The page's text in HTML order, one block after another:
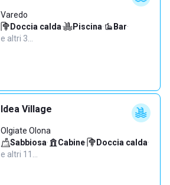
Varedo
Doccia calda· Piscina· Bar·
e altri 3…
Idea Village
Olgiate Olona
Sabbiosa· Cabine· Doccia calda·
e altri 11…